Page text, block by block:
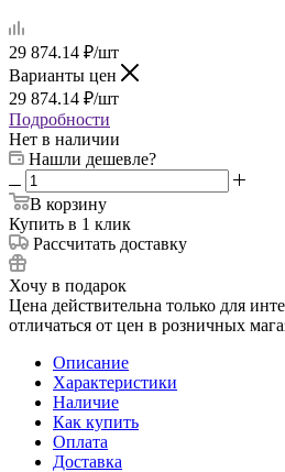
29 874.14 ₽/шт
Варианты цен
29 874.14 ₽/шт
Подробности
Нет в наличии
Нашли дешевле?
В корзину
Купить в 1 клик
Рассчитать доставку
Хочу в подарок
Цена действительна только для
отличаться от цен в розничных
Описание
Характеристики
Наличие
Как купить
Оплата
Доставка